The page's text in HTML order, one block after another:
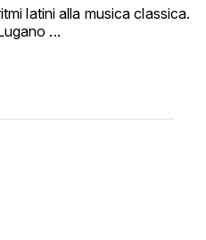
latini alla musica classica.
...